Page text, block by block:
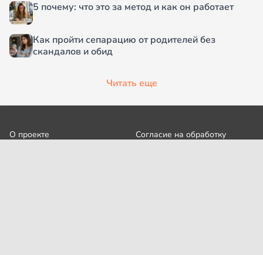
5 почему: что это за метод и как он работает
Как пройти сепарацию от родителей без
скандалов и обид
Читать еще
О проекте
Согласие на обработку